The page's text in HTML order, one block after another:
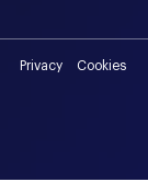
Privacy Cookies